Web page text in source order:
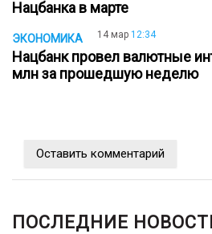
Нацбанка в марте
ЭКОНОМИКА 14 мар 12:34
Нацбанк провел валютные
млн за прошедшую неделю
Оставить комментарий
ПОСЛЕДНИЕ